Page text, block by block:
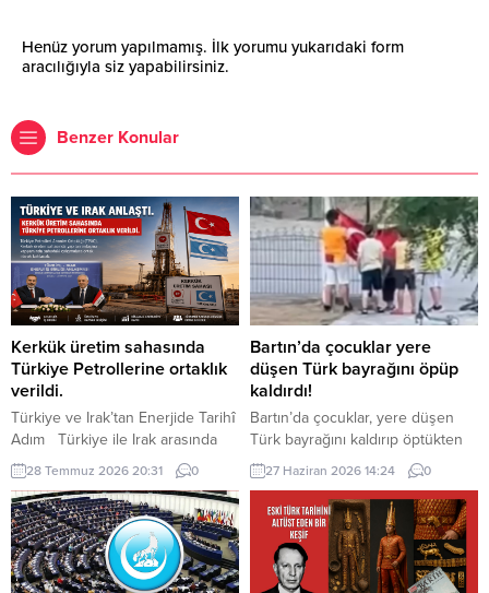
Henüz yorum yapılmamış. İlk yorumu yukarıdaki form
aracılığıyla siz yapabilirsiniz.
Benzer Konular
Kerkük üretim sahasında
Türkiye Petrollerine ortaklık
verildi.
Türkiye ve Irak’tan Enerjide Tarihî
Adım Türkiye ile Irak arasında
enerji alanındaki iş birliği yeni bir
aşamaya taşındı. Cumhurbaşkanı
Recep Tayyip Erdoğan, Irak
Başbakanı Ali ez-Zeydi ile
Ankara’da gerçekleştirilen
görüşmenin ardından yaptığı
28 Temmuz 2026 20:31 0
Bartın’da çocuklar yere
düşen Türk bayrağını öpüp
kaldırdı!
Bartın’da çocuklar, yere düşen
Türk bayrağını kaldırıp öptükten
sonra gelen itfaiye ekiplerinin de
yardımıyla göndere çekti. O anlar
cep telefonu kamerası tarafından
kaydedildi. Yerden kaldırıp öptüler
Kemerköprü Mahallesi’nde dün
akşam saatlerinde Cumhuriyet
27 Haziran 2026 14:24 0